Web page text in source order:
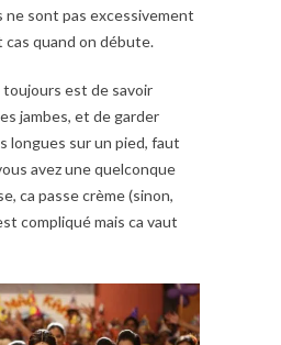
ne sont pas excessivement
quand on débute.
toujours est de savoir
jambes, et de garder
longues sur un pied, faut
avez une quelconque
ca passe crème (sinon,
compliqué mais ca vaut